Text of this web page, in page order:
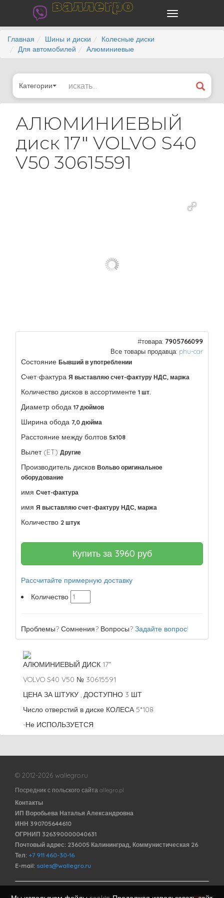
валлегро
Главная Шины и диски
Колесные диски
Для автомобилей
Алюминиевые
Категории
АЛЮМИНИЕВЫЙ
диск 17" VOLVO S40
V50 30615591
#товара: 7905766099
Все товары продавца: phu-car
Состояние Бывший в употреблении
Счет-фактура Я выставляю счет-фактуру НДС, маржа
Количество дисков в ассортименте 1 шт.
Диаметр обода 17 дюймов
Ширина обода 7,0 дюйма
Расстояние между болтов 5х108
Вылет (ET) Другие
Производитель дисков Вольво оригинальное
оборудование
имя Счет-фактура
имя Я выставляю счет-фактуру НДС, маржа
Количество 2 штук
Купить за 3960 руб
Рассчитайте примерную доставку
Количество
Проблемы? Сомнения? Вопросы? Задайте вопрос!
АЛЮМИНИЕВЫЙ ДИСК 17"
VOLVO S40 V50 № 30615591
ЦЕНА ЗА ШТУКУ , ДОСТУПНО 3 ШТ
Число отверстий в диске КОЛЕСА 5*108
-Не ИСПОЛЬЗУЕТСЯ
© 2012-2026 wallegro.ru
Посредник с польского сайта allegro.pl
Контакты
ИП Воробьева Наталья Александровна
ИНН 390705644610
ОГРНИП 326390000040631
Почтовый адрес: 236005 Калининград, Коммунистическая 26
Тел: +7 911 460-30-16
E-mail: sales@wallegro.ru